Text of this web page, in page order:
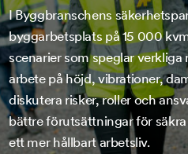
I Byggbranschens
byggarbetsplats på 15 000
scenarier som speglar
arbete på höjd, vibrationer,
diskutera risker, roller och
bättre förutsättningar för
ett mer hållbart arbetsliv.